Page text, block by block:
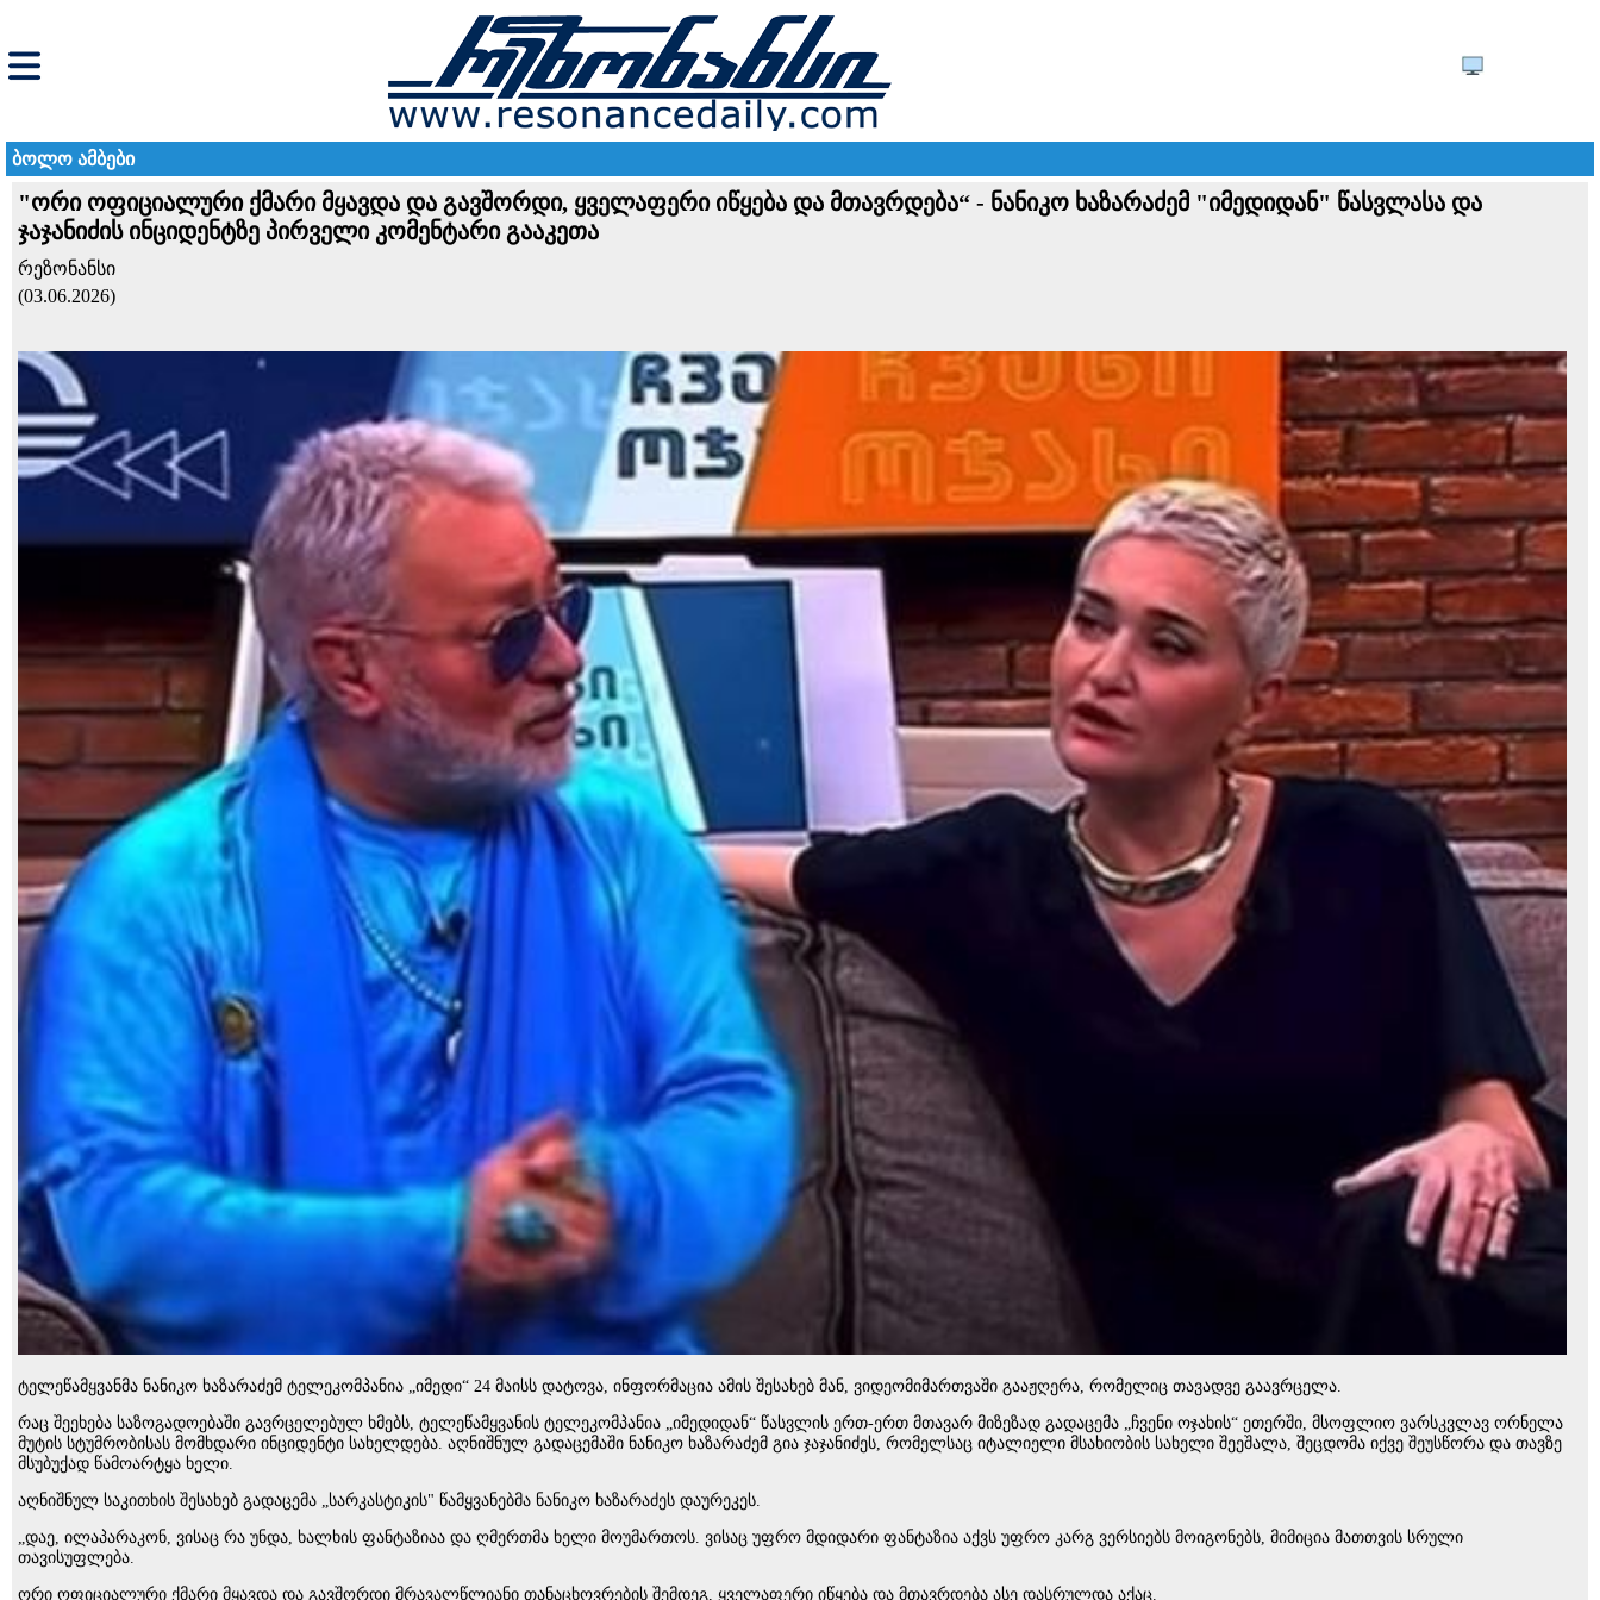
ბოლო ამბები
"ორი ოფიციალური ქმარი მყავდა და გავშორდი, ყველაფერი იწყება და მთავრდება“ - ნანიკო ხაზარაძემ "იმედიდან" წასვლასა და
ჯაჯანიძის ინციდენტზე პირველი კომენტარი გააკეთა
რეზონანსი
(03.06.2026)
ტელეწამყვანმა ნანიკო ხაზარაძემ ტელეკომპანია „იმედი“ 24 მაისს დატოვა, ინფორმაცია ამის შესახებ მან, ვიდეომიმართვაში გააჟღერა, რომელიც თავადვე გაავრცელა.
რაც შეეხება საზოგადოებაში გავრცელებულ ხმებს, ტელეწამყვანის ტელეკომპანია „იმედიდან“ წასვლის ერთ-ერთ მთავარ მიზეზად გადაცემა „ჩვენი ოჯახის“ ეთერში, მსოფლიო ვარსკვლავ ორნელა
მუტის სტუმრობისას მომხდარი ინციდენტი სახელდება. აღნიშნულ გადაცემაში ნანიკო ხაზარაძემ გია ჯაჯანიძეს, რომელსაც იტალიელი მსახიობის სახელი შეეშალა, შეცდომა იქვე შეუსწორა და თავზე
მსუბუქად წამოარტყა ხელი.
აღნიშნულ საკითხის შესახებ გადაცემა „სარკასტიკის" წამყვანებმა ნანიკო ხაზარაძეს დაურეკეს.
„დაე, ილაპარაკონ, ვისაც რა უნდა, ხალხის ფანტაზიაა და ღმერთმა ხელი მოუმართოს. ვისაც უფრო მდიდარი ფანტაზია აქვს უფრო კარგ ვერსიებს მოიგონებს, მიმიცია მათთვის სრული
თავისუფლება.
ორი ოფიციალური ქმარი მყავდა და გავშორდი მრავალწლიანი თანაცხოვრების შემდეგ, ყველაფერი იწყება და მთავრდება ასე დასრულდა აქაც.